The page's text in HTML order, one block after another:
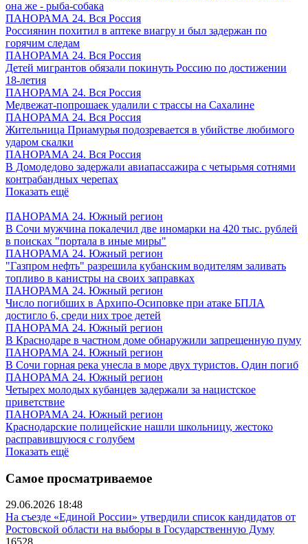
она же - рыба-собака
ПАНОРАМА 24. Вся Россия
Россиянин похитил в аптеке виагру и был задержан по
горячим следам
ПАНОРАМА 24. Вся Россия
Детей мигрантов обязали покинуть Россию по достижении
18-летия
ПАНОРАМА 24. Вся Россия
Медвежат-попрошаек удалили с трассы на Сахалине
ПАНОРАМА 24. Вся Россия
Жительница Приамурья подозревается в убийстве любимого
ударом скалки
ПАНОРАМА 24. Вся Россия
В Домодедово задержали авиапассажира с четырьмя сотнями
контрабандных черепах
Показать ещё
ПАНОРАМА 24. Южный регион
В Сочи мужчина покалечил две иномарки на 420 тыс. рублей
в поисках "портала в иные миры"
ПАНОРАМА 24. Южный регион
"Газпром нефть" разрешила кубанским водителям заливать
топливо в канистры на своих заправках
ПАНОРАМА 24. Южный регион
Число погибших в Архипо-Осиповке при атаке БПЛА
достигло 6, среди них трое детей
ПАНОРАМА 24. Южный регион
В Краснодаре в частном доме обнаружили запрещенную пуму
ПАНОРАМА 24. Южный регион
В Сочи горная река унесла в море двух туристов. Один погиб
ПАНОРАМА 24. Южный регион
Четырех молодых кубанцев задержали за нацистское
приветствие
ПАНОРАМА 24. Южный регион
Краснодарские полицейские нашли школьницу, жестоко
расправившуюся с голубем
Показать ещё
Самое просматриваемое
29.06.2026 18:48
На съезде «Единой России» утвердили список кандидатов от
Ростовской области на выборы в Государственную Думу